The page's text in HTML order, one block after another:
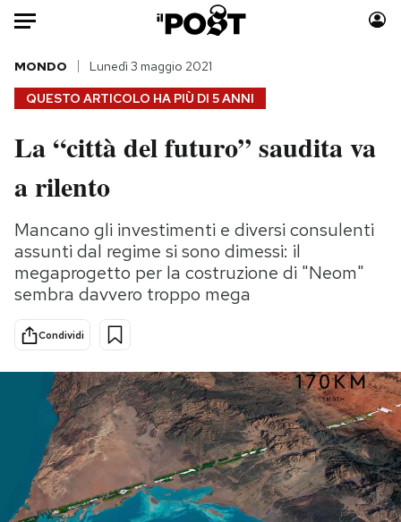
Auto
HOME
Italia
Politica
Tecnologia
Internet
Scienza
Cultura
Economia
Moda
Storie/Idee
Ok Boomer!
Media
Europa
PODCAST
NEWSLETTER
QUESTO ARTICOLO HA PIÙ DI 5 ANNI
MONDO Lunedì 3 maggio 2021
La “città del futuro” saudita va
a rilento
Mancano gli investimenti e diversi consulenti
assunti dal regime si sono dimessi: il
megaprogetto per la costruzione di "Neom"
sembra davvero troppo mega
Condividi